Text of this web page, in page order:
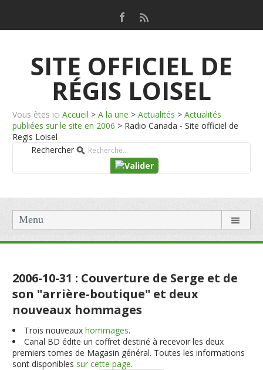
SITE OFFICIEL DE
RÉGIS LOISEL
Vous êtes ici Accueil > A la une > Actualités > Actualités
publiées sur le site en 2006 > Radio Canada - Site officiel de
Regis Loisel
Rechercher
Menu
2006-10-31 : Couverture de Serge et de
son "arrière-boutique" et deux
nouveaux hommages
Trois nouveauxhommages.
Canal BD édite un coffret destiné à recevoir les deux
premiers tomes de Magasin général. Toutes les informations
sont disponibles sur cette page.